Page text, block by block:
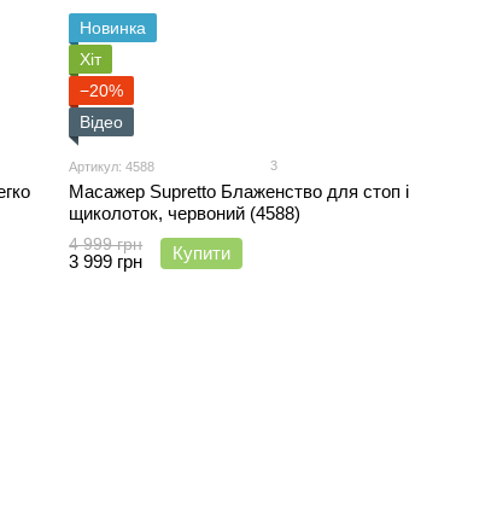
Новинка
Хіт
−20%
Відео
Артикул: 4588 3
Масажер Supretto Блаженство для стоп і
щиколоток, червоний (4588)
4 999 грн
3 999 грн Купити